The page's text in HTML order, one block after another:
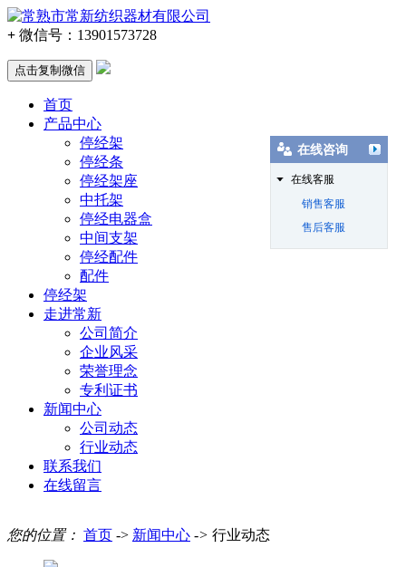
+ 微信号： 13901573728
点击复制微信
首页
产品中心
停经架
停经条
停经架座
中托架
停经电器盒
中间支架
停经配件
配件
停经架
走进常新
公司简介
企业风采
荣誉理念
专利证书
新闻中心
公司动态
行业动态
联系我们
在线留言
您的位置： 首页 -> 新闻中心 -> 行业动态
在线咨询
在线客服
销售客服
售后客服